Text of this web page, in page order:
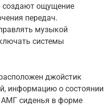
создают ощущение
передач.
музыкой
системы
джойстик
информацию о состоянии
сиденья в форме